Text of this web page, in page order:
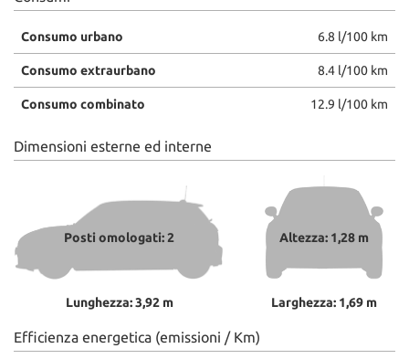
Consumo urbano 6.8 l/100 km
Consumo extraurbano 8.4 l/100 km
Consumo combinato 12.9 l/100 km
Dimensioni esterne ed interne
Posti omologati: 2
Lunghezza: 3,92 m
Altezza: 1,28 m
Larghezza: 1,69 m
Efficienza energetica (emissioni / Km)